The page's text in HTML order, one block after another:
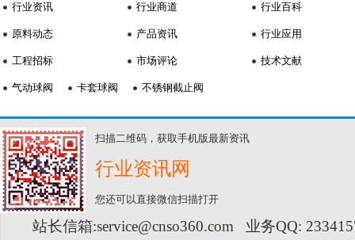
行业资讯
原料动态
工程招标
行业商道
产品资讯
市场评论
行业百科
行业应用
技术文献
气动球阀 卡套球阀 不锈钢截止阀
扫描二维码，获取手机版最新资讯
行业资讯网
您还可以直接微信扫描打开
站长信箱:service@cnso360.com 业务QQ: